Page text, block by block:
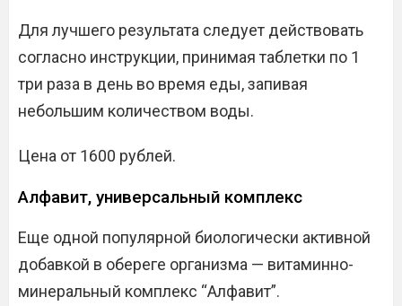
Для лучшего результата следует действовать
согласно инструкции, принимая таблетки по 1
три раза в день во время еды, запивая
небольшим количеством воды.
Цена от 1600 рублей.
Алфавит, универсальный комплекс
Еще одной популярной биологически активной
добавкой в обереге организма — витаминно-
минеральный комплекс “Алфавит”.